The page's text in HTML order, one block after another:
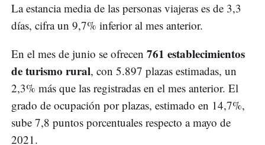
La estancia media de las personas viajeras es de 3,3
días, cifra un 9,7% inferior al mes anterior.
En el mes de junio se ofrecen 761 establecimientos
de turismo rural, con 5.897 plazas estimadas, un
2,3% más que las registradas en el mes anterior. El
grado de ocupación por plazas, estimado en 14,7%,
sube 7,8 puntos porcentuales respecto a mayo de
2021.